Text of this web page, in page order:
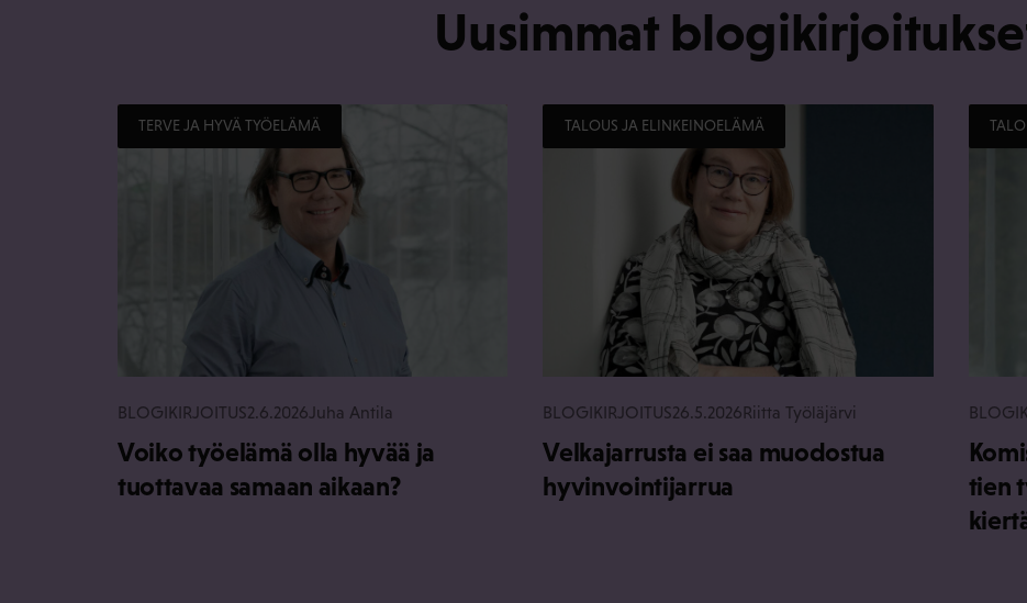
Uusimmat
TERVE JA HYVÄ TYÖELÄMÄ
BLOGIKIRJOITUS2.6.2026 Juha Antila
Voiko työelämä olla hyvää ja
tuottavaa samaan aikaan?
TALOUS JA ELINKEINOELÄMÄ
BLOGIKIRJOITUS26.5.2026Riitta Työläjärvi
Velkajarrusta ei saa muodostua
hyvinvointijarrua
tien